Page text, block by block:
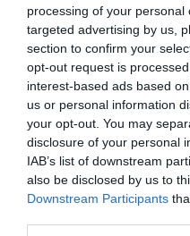
processing of your
targeted advertising by us,
section to confirm your
opt-out request is
interest-based ads based
us or personal information
your opt-out. You may
disclosure of your personal
IAB’s list of downstream
also be disclosed by us to
Downstream Participants
INTRACOM
συστήματα
τεχνολογίας για το
Η INTRACOM DEFENSE
5 Μαρτίου 2026,
Διεύθυνση Αμυντικών
(ΓΔΑ...
09 Μαρτίου 2026